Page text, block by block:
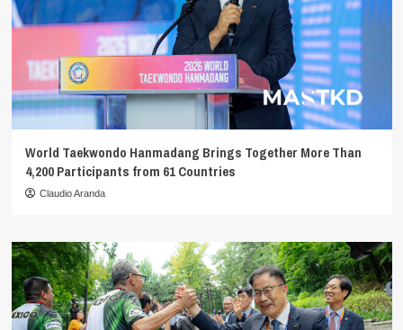
World Taekwondo Hanmadang Brings Together More Than
4,200 Participants from 61 Countries
Claudio Aranda